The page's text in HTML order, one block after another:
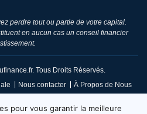
perdre tout ou partie de votre capital.
en aucun cas un conseil financier
Tous Droits Réservés.
Nous contacter À Propos de Nous
pour vous garantir la meilleure